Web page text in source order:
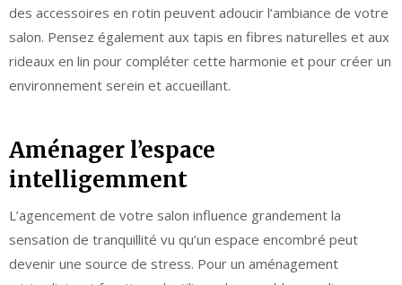
des accessoires en rotin peuvent adoucir l’ambiance de votre
salon. Pensez également aux tapis en fibres naturelles et aux
rideaux en lin pour compléter cette harmonie et pour créer un
environnement serein et accueillant.
Aménager l’espace
intelligemment
L’agencement de votre salon influence grandement la
sensation de tranquillité vu qu’un espace encombré peut
devenir une source de stress. Pour un aménagement